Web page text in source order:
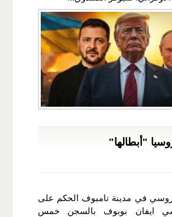
"أبطالها"
في مدينة تامبوف الحكم على
ايفان بوبوف بالسجن خمس